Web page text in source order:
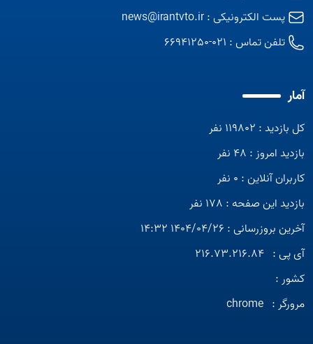
پست الکترونیکی :news@irantvto.ir
تلفن تماس : 021-66941250
آمار
کل بازدید : 119802 نفر
بازدید امروز : 48 نفر
کاربران آنلاین : 0 نفر
بازدید این صفحه : 178 نفر
آخرین بروزرسانی : 1404/04/26 14:32
آی پی : 216.73.216.84
کشور :
مرورگر : chrome